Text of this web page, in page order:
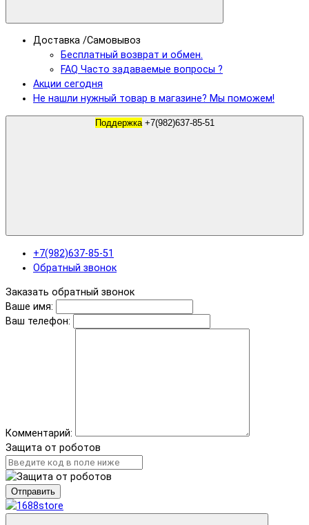
Доставка /Самовывоз
Бесплатный возврат и обмен.
FAQ Часто задаваемые вопросы ?
Акции сегодня
Не нашли нужный товар в магазине? Мы поможем!
Поддержка +7(982)637-85-51
+7(982)637-85-51
Обратный звонок
Заказать обратный звонок
Ваше имя:
Ваш телефон:
Комментарий:
Защита от роботов
Отправить